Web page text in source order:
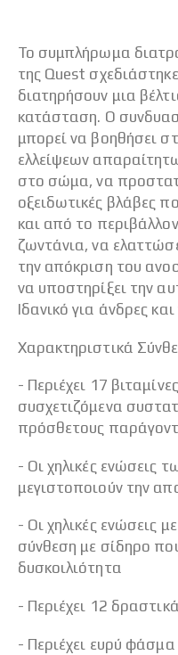
Το συμπλήρωμα
της Quest
διατηρήσουν μια
κατάσταση. Ο
μπορεί να βοηθήσει
ελλείψεων
στο σώμα, να
οξειδωτικές βλάβες
και από το
ζωντάνια, να
την απόκριση του
να υποστηρίξει την
Ιδανικό για άνδρες
Χαρακτηριστικά
- Περιέχει 17
συσχετιζόμενα
πρόσθετους
- Οι χηλικές ενώσεις
μεγιστοποιούν την
- Οι χηλικές ενώσεις
σύνθεση με σίδηρο
δυσκοιλιότητα
- Περιέχει 12
- Περιέχει ευρύ